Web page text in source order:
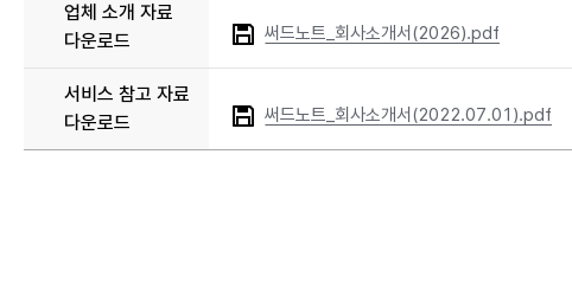
TIRES,
쿠
업체 소개 자료
다운로드
써드노트_회사소개서(2026).pdf
서비스 참고 자료
다운로드
써드노트_회사소개서(2022.07.01).pdf